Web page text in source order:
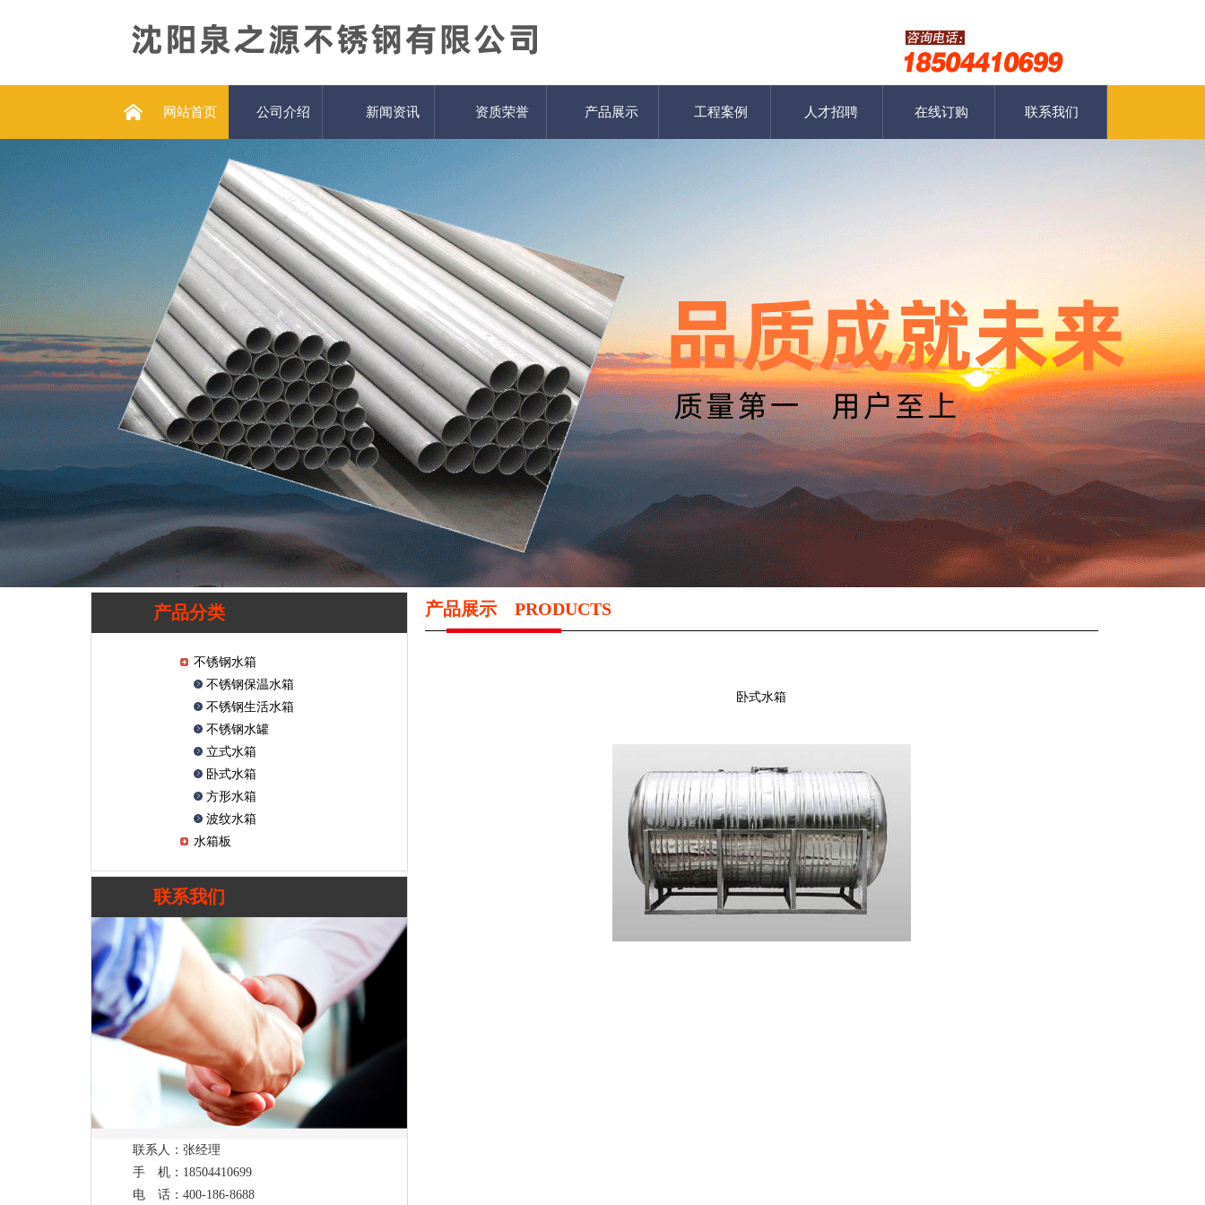
网站首页 公司介绍 新闻资讯 资质荣誉 产品展示 工程案例 人才招聘 在线订购 联系我们
产品分类
不锈钢水箱
不锈钢保温水箱
不锈钢生活水箱
不锈钢水罐
立式水箱
卧式水箱
方形水箱
波纹水箱
水箱板
联系我们
联系人： 张经理
手 机： 18504410699
电 话： 400-186-8688
产品展示 PRODUCTS
卧式水箱